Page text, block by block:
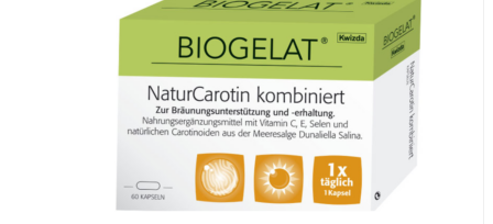
Magnesium unterstützt eine normale Muskelfunktion. Vitamin B1,
B2, B6, B12 tragen zu einer normalen Funktion des Nervensystems
und des Energiestoffwechsels bei.